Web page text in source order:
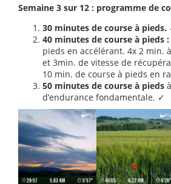
Semaine 3 sur 12 : programme de
30 minutes de course à pieds.
40 minutes de course à pieds :
pieds en accélérant. 4x 2 min.
et 3min. de vitesse de
10 min. de course à pieds en
50 minutes de course à pieds
d’endurance fondamentale. ✓